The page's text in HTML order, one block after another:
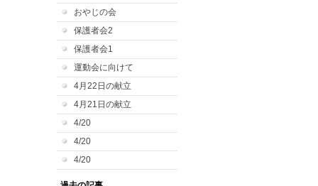
おやじの会
保護者会2
保護者会1
運動会に向けて
4月22日の献立
4月21日の献立
4/20
4/20
4/20